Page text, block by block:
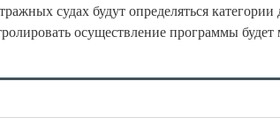
судах будут определяться
осуществление программы будет